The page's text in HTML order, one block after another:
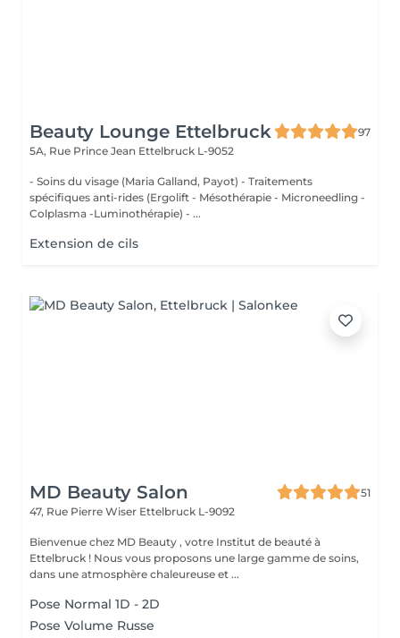
Beauty Lounge Ettelbruck
97
5A, Rue Prince Jean Ettelbruck L-9052
- Soins du visage (Maria Galland, Payot) - Traitements
spécifiques anti-rides (Ergolift - Mésothérapie - Microneedling -
Colplasma -Luminothérapie) - ...
Extension de cils
MD Beauty Salon
51
47, Rue Pierre Wiser Ettelbruck L-9092
Bienvenue chez MD Beauty , votre Institut de beauté à
Ettelbruck ! Nous vous proposons une large gamme de soins,
dans une atmosphère chaleureuse et ...
Pose Normal 1D - 2D
Pose Volume Russe